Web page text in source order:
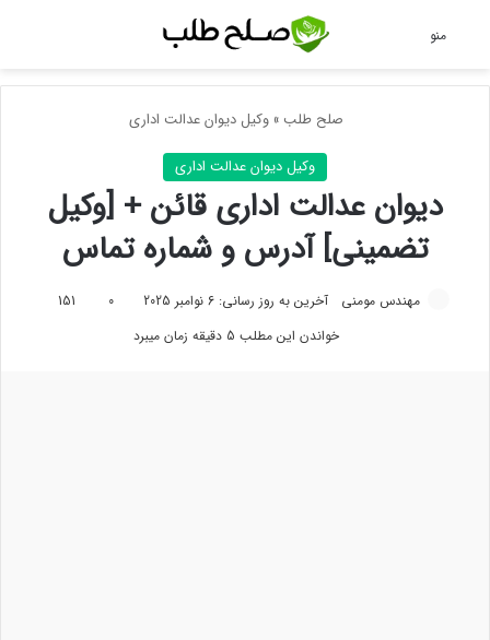
منو
صلح طلب » وکیل دیوان عدالت اداری
وکیل دیوان عدالت اداری
دیوان عدالت اداری قائن + [وکیل
تضمینی] آدرس و شماره تماس
مهندس مومنی آخرین به روز رسانی: 6 نوامبر 2025 0
151
خواندن این مطلب 5 دقیقه زمان میبرد